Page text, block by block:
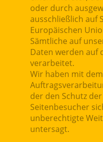
oder durch
ausschließlich auf
Europäischen
Sämtliche auf
Daten werden auf
verarbeitet.
Wir haben mit
der den Schutz
Seitenbesucher
unberechtigte
untersagt.